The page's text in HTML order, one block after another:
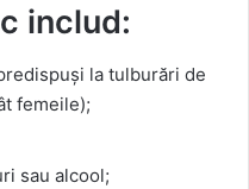
includ:
la tulburări de
femeile);
sau alcool;